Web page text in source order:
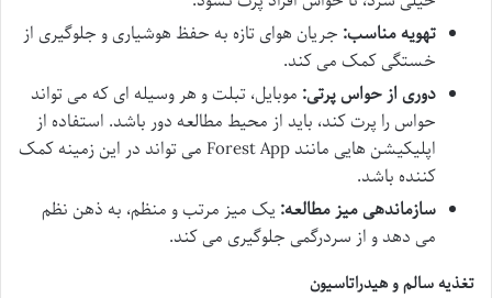
تهویه مناسب: جریان هوای تازه به حفظ هوشیاری و جلوگیری از
خستگی کمک می کند.
دوری از حواس پرتی: موبایل، تبلت و هر وسیله ای که می تواند
حواس را پرت کند، باید از محیط مطالعه دور باشد. استفاده از
اپلیکیشن هایی مانند Forest App می تواند در این زمینه کمک
کننده باشد.
سازماندهی میز مطالعه: یک میز مرتب و منظم، به ذهن نظم
می دهد و از سردرگمی جلوگیری می کند.
تغذیه سالم و هیدراتاسیون